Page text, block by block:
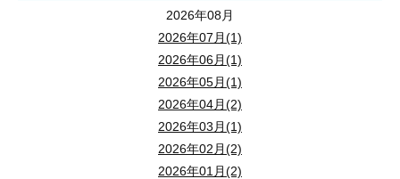
2026年08月
2026年07月(1)
2026年06月(1)
2026年05月(1)
2026年04月(2)
2026年03月(1)
2026年02月(2)
2026年01月(2)